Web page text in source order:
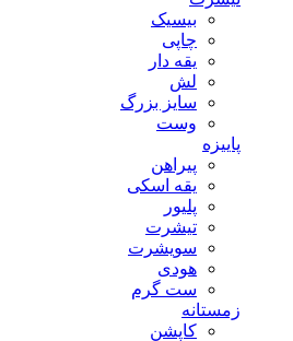
بیسیک
چاپی
یقه دار
لش
سایز بزرگ
وست
پاییزه
پیراهن
یقه اسکی
پلیور
تیشرت
سویشرت
هودی
ست گرم
زمستانه
کاپشن